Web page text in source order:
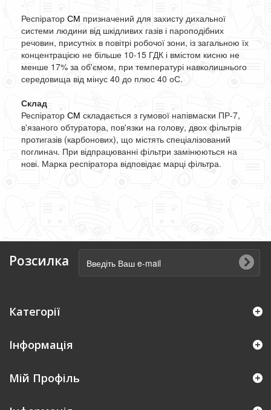
Респіратор СМ призначений для захисту дихальної
системи людини від шкідливих газів і пароподібних
речовин, присутніх в повітрі робочої зони, із загальною їх
концентрацією не більше 10-15 ГДК і вмістом кисню не
менше 17% за об'ємом, при температурі навколишнього
середовища від мінус 40 до плюс 40 оС.
Склад
Респіратор СМ складається з гумової напівмаски ПР-7,
в'язаного обтуратора, пов'язки на голову, двох фільтрів
протигазів (карбонових), що містять спеціалізований
поглинач. При відпрацюванні фільтри замінюються на
нові. Марка респіратора відповідає марці фільтра.
Розсилка
Категорії
Інформація
Мій Профіль